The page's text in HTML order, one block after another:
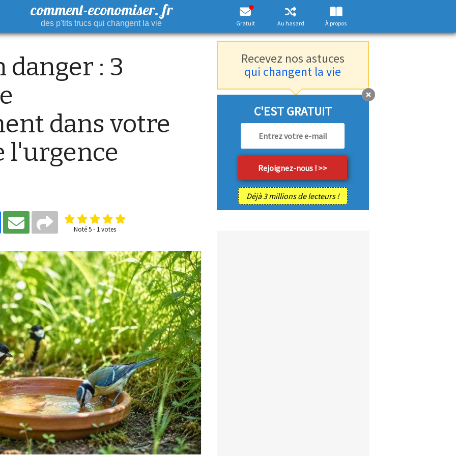
comment-economiser. fr
des p'tits trucs qui changent la vie Gratuit Au hasard À propos
danger : 3
dans votre
l'urgence
Noté5- 1 votes
Recevez nos astuces
qui changent la vie
C'EST GRATUIT
Déjà 3 millions de lecteurs !